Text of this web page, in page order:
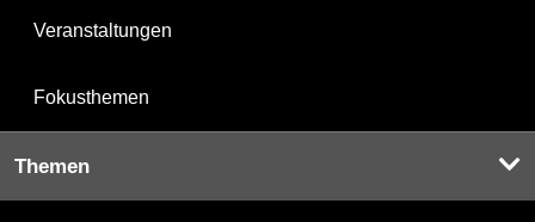
Veranstaltungen
Fokusthemen
Themen